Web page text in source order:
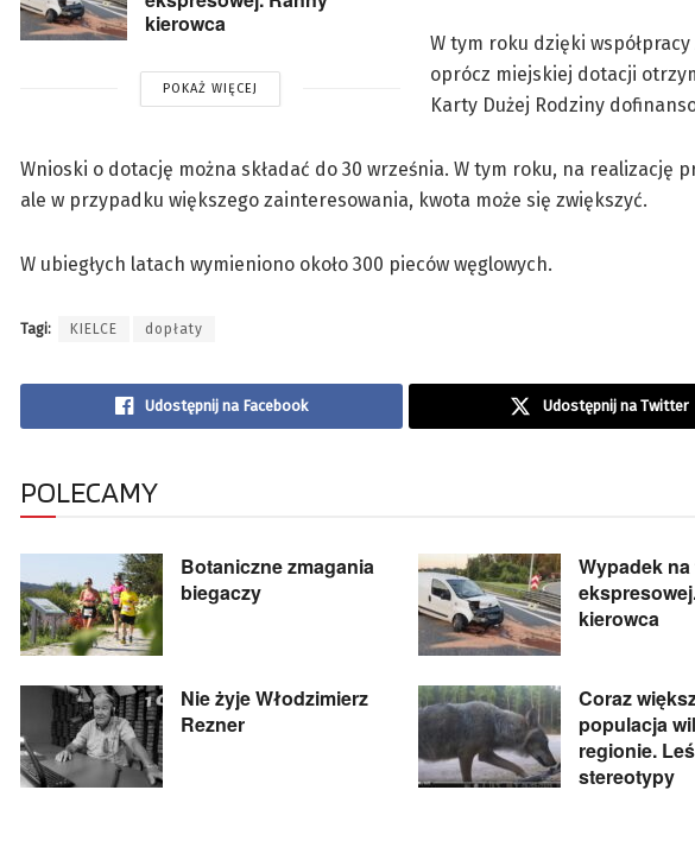
kierowca
POKAŻ WIĘCEJ
W tym roku dzięki
oprócz miejskiej dotacji
Karty Dużej Rodziny
Wnioski o dotację można składać do 30 września. W tym roku, na realizację
ale w przypadku większego zainteresowania, kwota może się zwiększyć.
W ubiegłych latach wymieniono około 300 pieców węglowych.
Tagi: KIELCE dopłaty
Udostępnij na Facebook Udostępnij na Twitter
POLECAMY
Botaniczne zmagania
biegaczy
Wypadek
kierowca
Nie żyje Włodzimierz
Rezner
Coraz
populacja
regionie.
stereotypy